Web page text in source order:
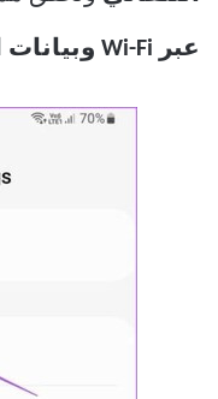
عبر Wi-Fi وبيانات الجوال